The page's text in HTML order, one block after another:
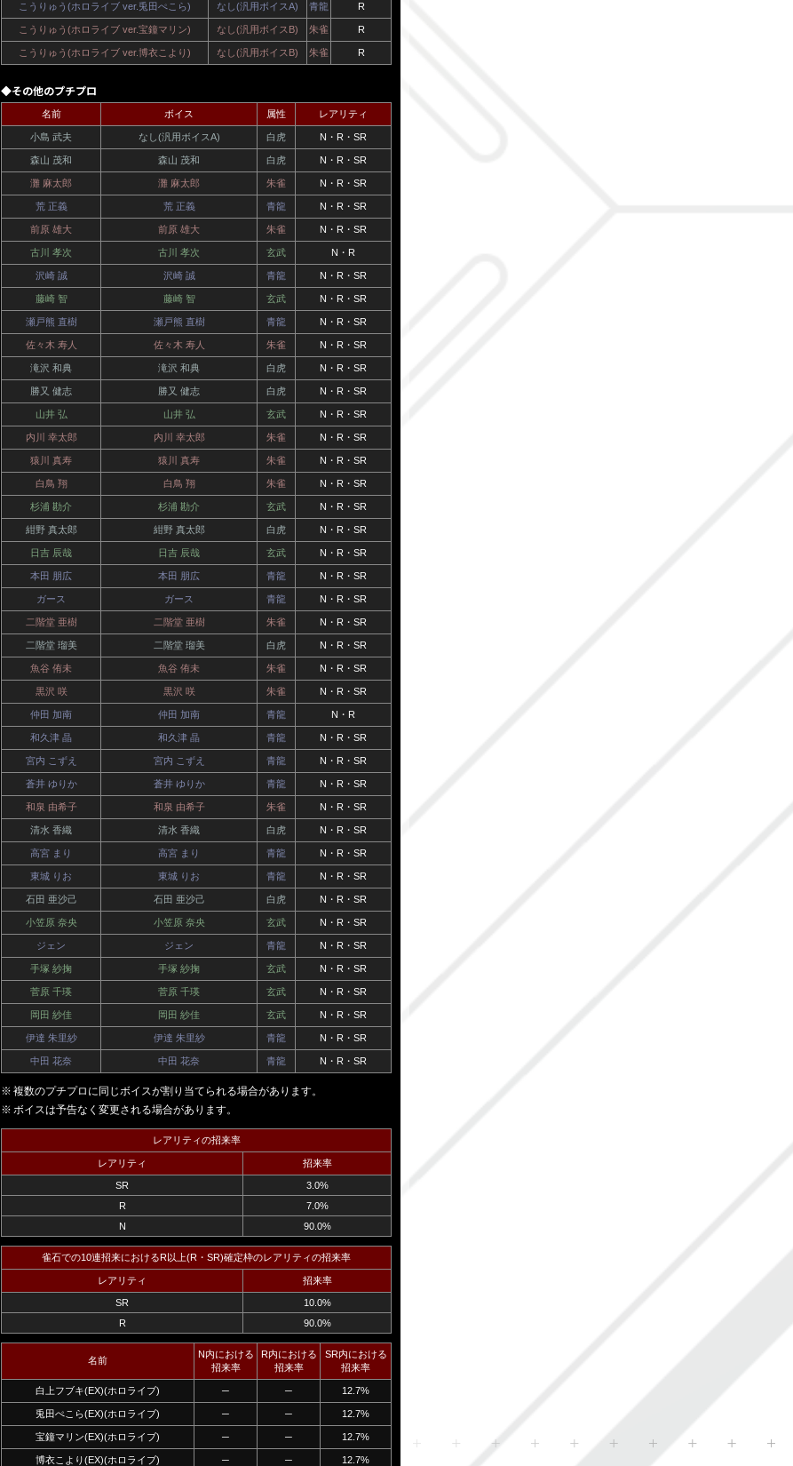
こうりゅう(ホロライブ ver.兎田ぺこら) なし(汎用ボイスA) 青龍 R
こうりゅう(ホロライブ ver.宝鐘マリン) なし(汎用ボイスB) 朱雀 R
こうりゅう(ホロライブ ver.博衣こより) なし(汎用ボイスB) 朱雀 R
◆その他のプチプロ
名前 ボイス 属性 レアリティ
小島 武夫 なし(汎用ボイスA) 白虎 N・R・SR
森山 茂和 森山 茂和 白虎 N・R・SR
灘 麻太郎 灘 麻太郎 朱雀 N・R・SR
荒 正義 荒 正義 青龍 N・R・SR
前原 雄大 前原 雄大 朱雀 N・R・SR
古川 孝次 古川 孝次 玄武 N・R
沢崎 誠 沢崎 誠 青龍 N・R・SR
藤崎 智 藤崎 智 玄武 N・R・SR
瀬戸熊 直樹 瀬戸熊 直樹 青龍 N・R・SR
佐々木 寿人 佐々木 寿人 朱雀 N・R・SR
滝沢 和典 滝沢 和典 白虎 N・R・SR
勝又 健志 勝又 健志 白虎 N・R・SR
山井 弘 山井 弘 玄武 N・R・SR
内川 幸太郎 内川 幸太郎 朱雀 N・R・SR
猿川 真寿 猿川 真寿 朱雀 N・R・SR
白鳥 翔 白鳥 翔 朱雀 N・R・SR
杉浦 勘介 杉浦 勘介 玄武 N・R・SR
紺野 真太郎 紺野 真太郎 白虎 N・R・SR
日吉 辰哉 日吉 辰哉 玄武 N・R・SR
本田 朋広 本田 朋広 青龍 N・R・SR
ガース ガース 青龍 N・R・SR
二階堂 亜樹 二階堂 亜樹 朱雀 N・R・SR
二階堂 瑠美 二階堂 瑠美 白虎 N・R・SR
魚谷 侑未 魚谷 侑未 朱雀 N・R・SR
黒沢 咲 黒沢 咲 朱雀 N・R・SR
仲田 加南 仲田 加南 青龍 N・R
和久津 晶 和久津 晶 青龍 N・R・SR
宮内 こずえ 宮内 こずえ 青龍 N・R・SR
蒼井 ゆりか 蒼井 ゆりか 青龍 N・R・SR
和泉 由希子 和泉 由希子 朱雀 N・R・SR
清水 香織 清水 香織 白虎 N・R・SR
高宮 まり 高宮 まり 青龍 N・R・SR
東城 りお 東城 りお 青龍 N・R・SR
石田 亜沙己 石田 亜沙己 白虎 N・R・SR
小笠原 奈央 小笠原 奈央 玄武 N・R・SR
ジェン ジェン 青龍 N・R・SR
手塚 紗掬 手塚 紗掬 玄武 N・R・SR
菅原 千瑛 菅原 千瑛 玄武 N・R・SR
岡田 紗佳 岡田 紗佳 玄武 N・R・SR
伊達 朱里紗 伊達 朱里紗 青龍 N・R・SR
中田 花奈 中田 花奈 青龍 N・R・SR
複数のプチプロに同じボイスが割り当てられる場合があります。
ボイスは予告なく変更される場合があります。
レアリティの招来率
レアリティ 招来率
SR
3.0%
R
7.0%
N
90.0%
雀石での10連招来におけるR以上(R・SR)確定枠のレアリティの招来率
レアリティ 招来率
SR
10.0%
R
90.0%
名前
N内における
招来率
R内における
招来率
SR内における
招来率
白上フブキ(EX)(ホロライブ) ─ ─ 12.7%
兎田ぺこら(EX)(ホロライブ) ─ ─ 12.7%
宝鐘マリン(EX)(ホロライブ) ─ ─ 12.7%
博衣こより(EX)(ホロライブ) ─ ─ 12.7%